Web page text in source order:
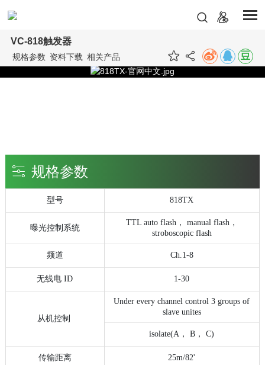
VC-818触发器
规格参数 资料下载 相关产品
规格参数
型号 818TX
曝光控制系统
TTL auto flash ， manual flash ，
stroboscopic flash
频道 Ch.1-8
无线电 ID 1-30
从机控制
Under every channel control 3 groups of
slave unites
isolate(A ，B ，C)
传输距离 25m/82'